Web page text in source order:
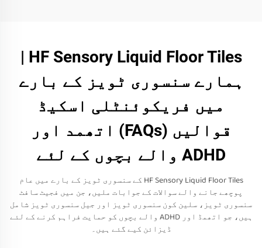
HF Sensory Liquid Floor Tiles |
ہمارے سنسوری ٹویز کے بارے
میں فریکوئنٹلی اسکیڈ
قوالیں (FAQs) اتھمد اور
ADHD والے بچوں کے لئے
HF Sensory Liquid Floor Tiles کے سنسوری ٹویز کے بارے میں عام
پوچھے جانے والے سوالات کے جوابات ملیں، جن میں فجیٹ سافٹ
سنسوری ٹویز، سلین کون سنسوری ٹویز اور جیل سنسوری ٹویز شامل
ہیں، جو اتھمڈ اور ADHD والے بچوں کو حمایت فراہم کرنے کے لئے
ڈیزائن کیے گئے ہیں۔